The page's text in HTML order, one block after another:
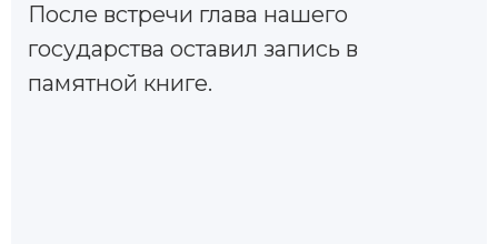
После встречи глава нашего
государства оставил запись в
памятной книге.